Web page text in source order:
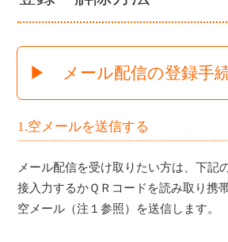
▶ メール配信の登録手
1.空メールを送信する
メール配信を受け取りたい方は、下記
接入力するかＱＲコードを読み取り携
空メール（注１参照）を送信します。